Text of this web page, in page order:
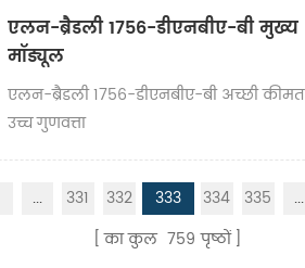
एलन-ब्रैडली 1756-डीएनबीए-बी मुख्य
मॉड्यूल
एलन-ब्रैडली 1756-डीएनबीए-बी अच्छी कीमत
उच्च गुणवत्ता
... 331 332 333 334 335 ...
का कुल 759 पृष्ठों